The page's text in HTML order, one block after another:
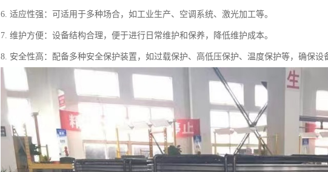
6. 适应性强：可适用于多种场合，如工业生产、空调系统、激光加工等。
7. 维护方便：设备结构合理，便于进行日常维护和保养，降低维护成本。
8. 安全性高：配备多种安全保护装置，如过载保护、高低压保护、温度保护等，确保设